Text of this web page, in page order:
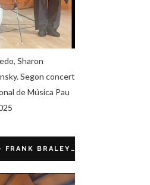
Sharon
Segon concert
de Música Pau
FRANK BRALEY